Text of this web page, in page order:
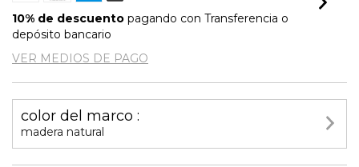
10% de descuento pagando con Transferencia o
depósito bancario
VER MEDIOS DE PAGO
color del marco :
madera natural